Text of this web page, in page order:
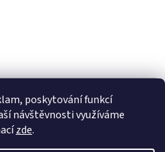
poskytování funkcí
návštěvnosti využíváme
zde.
HLEDAT